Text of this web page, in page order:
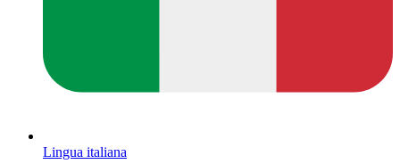
Lingua italiana